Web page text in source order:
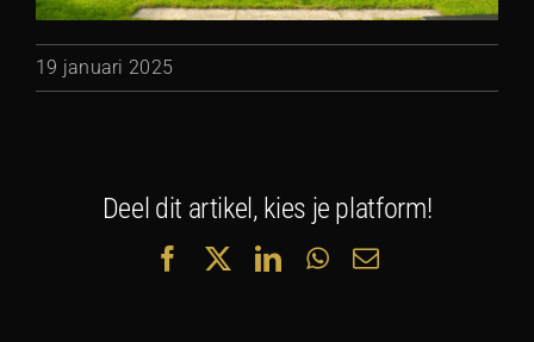
19 januari 2025
Deel dit artikel, kies je platform!
FacebookLinkedInWhatsApp
E-